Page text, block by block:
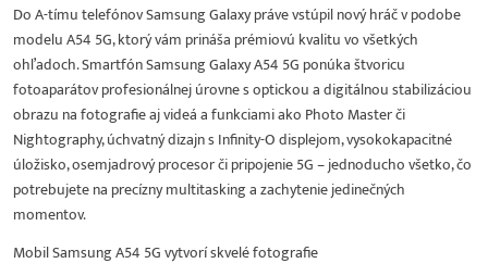
Do A-tímu telefónov Samsung Galaxy práve vstúpil nový hráč v podobe
modelu A54 5G, ktorý vám prináša prémiovú kvalitu vo všetkých
ohľadoch. Smartfón Samsung Galaxy A54 5G ponúka štvoricu
fotoaparátov profesionálnej úrovne s optickou a digitálnou stabilizáciou
obrazu na fotografie aj videá a funkciami ako Photo Master či
Nightography, úchvatný dizajn s Infinity-O displejom, vysokokapacitné
úložisko, osemjadrový procesor či pripojenie 5G – jednoducho všetko, čo
potrebujete na precízny multitasking a zachytenie jedinečných
momentov.
Mobil Samsung A54 5G vytvorí skvelé fotografie